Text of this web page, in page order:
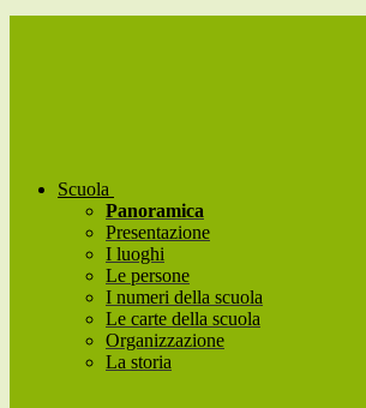
Scuola
Panoramica
Presentazione
I luoghi
Le persone
I numeri della scuola
Le carte della scuola
Organizzazione
La storia